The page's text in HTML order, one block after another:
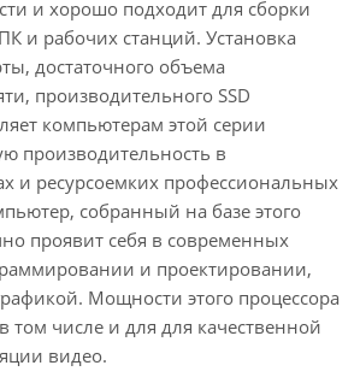
и хорошо подходит для сборки
и рабочих станций. Установка
достаточного объема
производительного SSD
компьютерам этой серии
производительность в
и ресурсоемких профессиональных
собранный на базе этого
проявит себя в современных
и проектировании,
Мощности этого процессора
том числе и для для качественной
видео.